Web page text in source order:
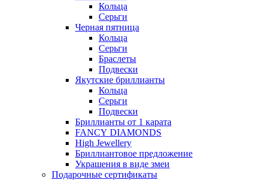
Кольца
Серьги
Черная пятница
Кольца
Серьги
Браслеты
Подвески
Якутские бриллианты
Кольца
Серьги
Подвески
Бриллианты от 1 карата
FANCY DIAMONDS
High Jewellery
Бриллиантовое предложение
Украшения в виде змеи
Подарочные сертификаты